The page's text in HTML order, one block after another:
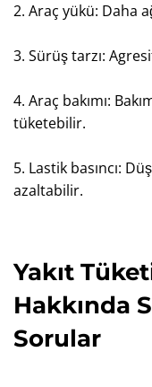
2. Araç yükü: Daha
3. Sürüş tarzı:
4. Araç bakımı:
tüketebilir.
5. Lastik basıncı:
azaltabilir.
Yakıt
Hakkında
Sorular